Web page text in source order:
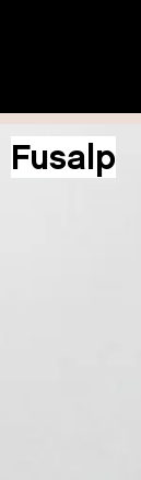
Fusalp